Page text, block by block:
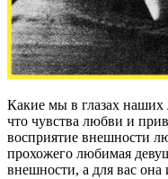
Какие мы в глазах
что чувства любви и
восприятие внешности
прохожего любимая
внешности, а для вас она